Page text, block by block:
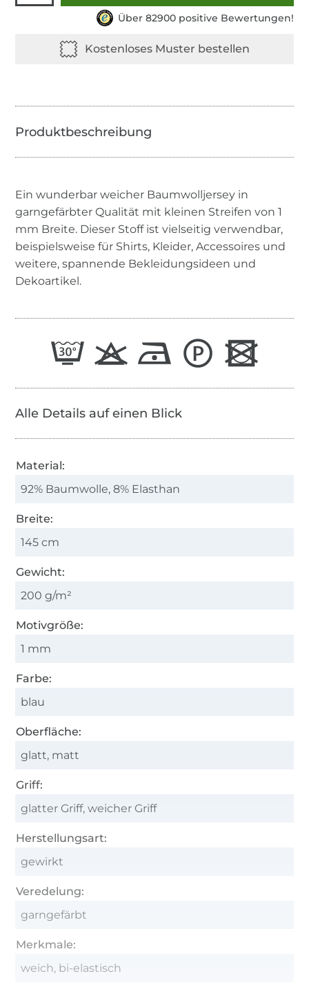
Über 82900 positive Bewertungen!
Ein wunderbar weicher Baumwolljersey in
garngefärbter Qualität mit kleinen Streifen von 1
mm Breite. Dieser Stoff ist vielseitig verwendbar,
beispielsweise für Shirts, Kleider, Accessoires und
weitere, spannende Bekleidungsideen und
Dekoartikel.
Alle Details auf einen Blick
Material:
92% Baumwolle, 8% Elasthan
Breite:
145 cm
Gewicht:
200 g/m²
Motivgröße:
1 mm
Farbe:
blau
Oberfläche:
glatt, matt
Griff:
glatter Griff, weicher Griff
Herstellungsart:
gewirkt
Veredelung:
garngefärbt
Merkmale:
weich, bi-elastisch